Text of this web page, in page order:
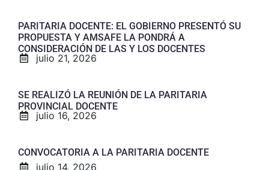
PARITARIA DOCENTE: EL GOBIERNO PRESENTÓ SU
PROPUESTA Y AMSAFE LA PONDRÁ A
CONSIDERACIÓN DE LAS Y LOS DOCENTES
julio 21, 2026
SE REALIZÓ LA REUNIÓN DE LA PARITARIA
PROVINCIAL DOCENTE
julio 16, 2026
CONVOCATORIA A LA PARITARIA DOCENTE
julio 14, 2026